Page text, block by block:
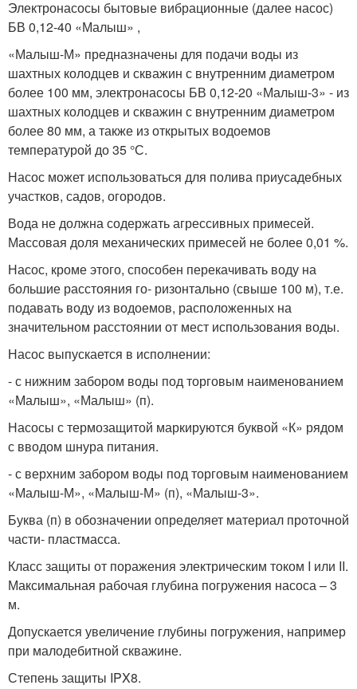
Электронасосы бытовые вибрационные (далее насос)
БВ 0,12-40 «Малыш» ,
«Малыш-М» предназначены для подачи воды из
шахтных колодцев и скважин с внутренним диаметром
более 100 мм, электронасосы БВ 0,12-20 «Малыш-3» - из
шахтных колодцев и скважин с внутренним диаметром
более 80 мм, а также из открытых водоемов
температурой до 35 °С.
Насос может использоваться для полива приусадебных
участков, садов, огородов.
Вода не должна содержать агрессивных примесей.
Массовая доля механических примесей не более 0,01 %.
Насос, кроме этого, способен перекачивать воду на
большие расстояния го- ризонтально (свыше 100 м), т.е.
подавать воду из водоемов, расположенных на
значительном расстоянии от мест использования воды.
Насос выпускается в исполнении:
- с нижним забором воды под торговым наименованием
«Малыш», «Малыш» (п).
Насосы с термозащитой маркируются буквой «К» рядом
с вводом шнура питания.
- с верхним забором воды под торговым наименованием
«Малыш-М», «Малыш-М» (п), «Малыш-3».
Буква (п) в обозначении определяет материал проточной
части- пластмасса.
Класс защиты от поражения электрическим током I или II.
Максимальная рабочая глубина погружения насоса – 3
м.
Допускается увеличение глубины погружения, например
при малодебитной скважине.
Степень защиты IPX8.